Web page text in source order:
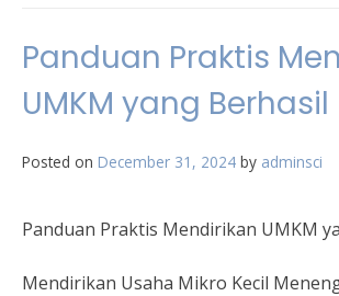
Panduan Praktis
UMKM yang Berhasil
Posted on December 31, 2024 by adminsci
Panduan Praktis Mendirikan UMKM
Mendirikan Usaha Mikro Kecil